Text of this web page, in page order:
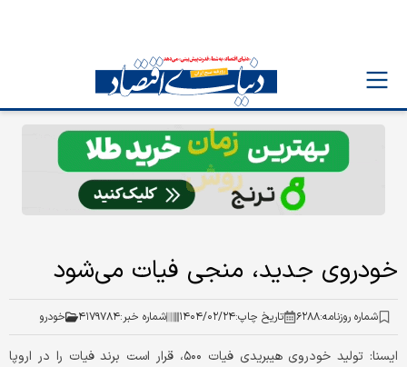
خودروی جدید، منجی فیات می‌شود
شماره روزنامه:۶۲۸۸ تاریخ چاپ:۱۴۰۴/۰۲/۲۴ شماره خبر:۴۱۷۹۷۸۴ خودرو
ایسنا: تولید خودروی هیبریدی فیات ۵۰۰، قرار است برند فیات را در اروپا